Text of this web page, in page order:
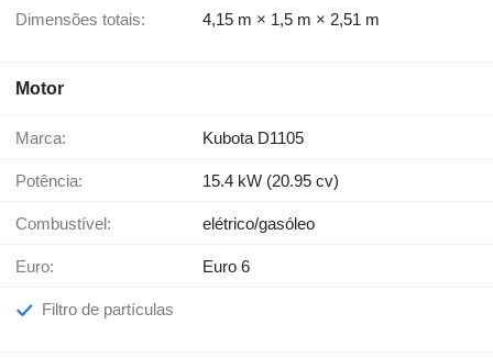
Dimensões totais: 4,15 m × 1,5 m × 2,51 m
Motor
Marca: Kubota D1105
Potência: 15.4 kW (20.95 cv)
Combustível: elétrico/gasóleo
Euro: Euro 6
Filtro de partículas